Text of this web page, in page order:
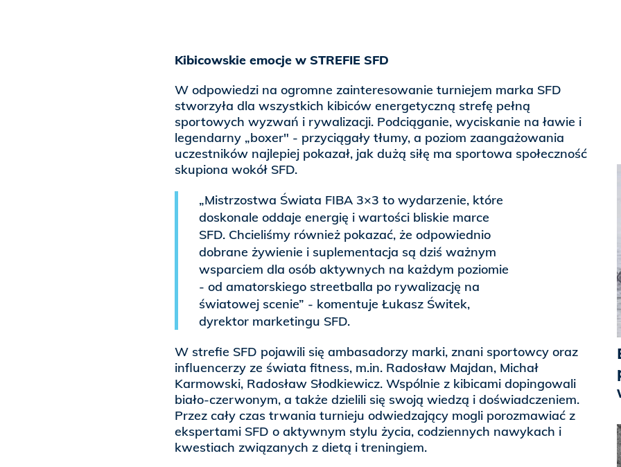
Kibicowskie emocje w STREFIE SFD
W odpowiedzi na ogromne zainteresowanie turniejem marka SFD
stworzyła dla wszystkich kibiców energetyczną strefę pełną
sportowych wyzwań i rywalizacji. Podciąganie, wyciskanie na ławie i
legendarny „boxer" - przyciągały tłumy, a poziom zaangażowania
uczestników najlepiej pokazał, jak dużą siłę ma sportowa społeczność
skupiona wokół SFD.
„Mistrzostwa Świata FIBA 3×3 to wydarzenie, które
doskonale oddaje energię i wartości bliskie marce
SFD. Chcieliśmy również pokazać, że odpowiednio
dobrane żywienie i suplementacja są dziś ważnym
wsparciem dla osób aktywnych na każdym poziomie
- od amatorskiego streetballa po rywalizację na
światowej scenie” - komentuje Łukasz Świtek,
dyrektor marketingu SFD.
W strefie SFD pojawili się ambasadorzy marki, znani sportowcy oraz
influencerzy ze świata fitness, m.in. Radosław Majdan, Michał
Karmowski, Radosław Słodkiewicz. Wspólnie z kibicami dopingowali
biało-czerwonym, a także dzielili się swoją wiedzą i doświadczeniem.
Przez cały czas trwania turnieju odwiedzający mogli porozmawiać z
ekspertami SFD o aktywnym stylu życia, codziennych nawykach i
kwestiach związanych z dietą i treningiem.